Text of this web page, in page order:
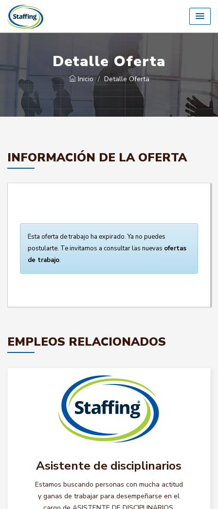
Detalle Oferta
Inicio Detalle Oferta
INFORMACIÓN DE LA OFERTA
Esta oferta de trabajo ha expirado. Ya no puedes
postularte. Te invitamos a consultar las nuevas ofertas
de trabajo.
EMPLEOS RELACIONADOS
Asistente de disciplinarios
Estamos buscando personas con mucha actitud
y ganas de trabajar para desempeñarse en el